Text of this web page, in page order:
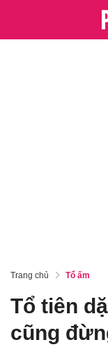
Trang chủ Tổ ấm
Tổ tiên
cũng